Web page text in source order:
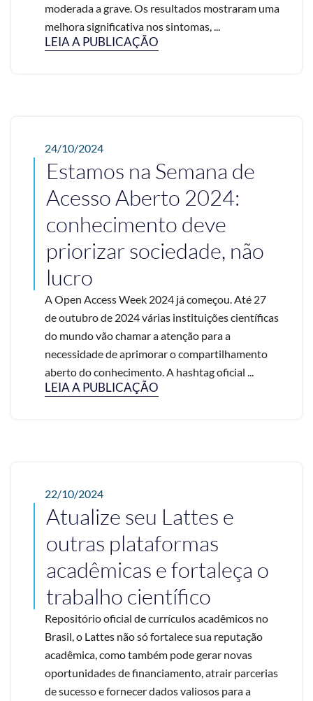
moderada a grave. Os resultados mostraram uma
melhora significativa nos sintomas, ...
LEIA A PUBLICAÇÃO
24/10/2024
Estamos na Semana de
Acesso Aberto 2024:
conhecimento deve
priorizar sociedade, não
lucro
A Open Access Week 2024 já começou. Até 27
de outubro de 2024 várias instituições científicas
do mundo vão chamar a atenção para a
necessidade de aprimorar o compartilhamento
aberto do conhecimento. A hashtag oficial ...
LEIA A PUBLICAÇÃO
22/10/2024
Atualize seu Lattes e
outras plataformas
acadêmicas e fortaleça o
trabalho científico
Repositório oficial de currículos acadêmicos no
Brasil, o Lattes não só fortalece sua reputação
acadêmica, como também pode gerar novas
oportunidades de financiamento, atrair parcerias
de sucesso e fornecer dados valiosos para a